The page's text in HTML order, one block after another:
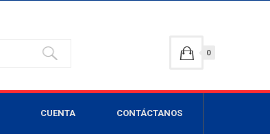
0
CUENTA CONTÁCTANOS